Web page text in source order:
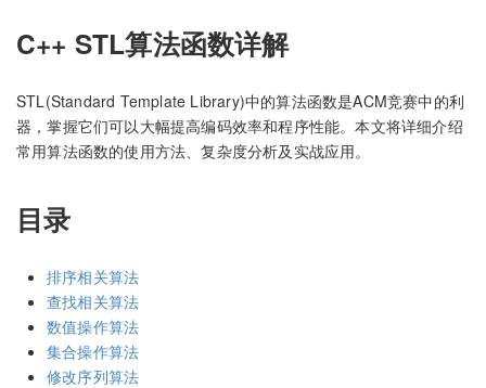
C++ STL算法函数详解
STL(Standard Template Library)中的算法函数是ACM竞赛中的利
器，掌握它们可以大幅提高编码效率和程序性能。本文将详细介绍
常用算法函数的使用方法、复杂度分析及实战应用。
目录
排序相关算法
查找相关算法
数值操作算法
集合操作算法
修改序列算法